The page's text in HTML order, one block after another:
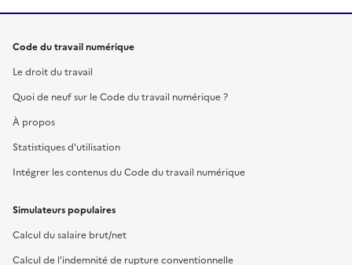
Code du travail numérique
Le droit du travail
Quoi de neuf sur le Code du travail numérique ?
À propos
Statistiques d'utilisation
Intégrer les contenus du Code du travail numérique
Simulateurs populaires
Calcul du salaire brut/net
Calcul de l'indemnité de rupture conventionnelle